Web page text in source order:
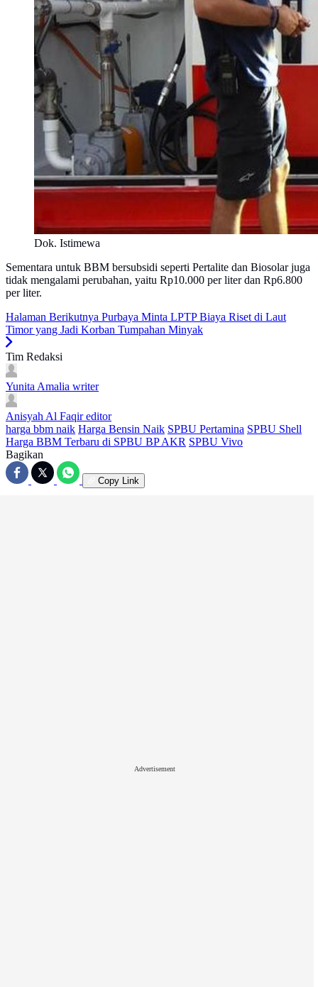
Dok. Istimewa
Sementara untuk BBM bersubsidi seperti Pertalite dan Biosolar juga
tidak mengalami perubahan, yaitu Rp10.000 per liter dan Rp6.800
per liter.
Halaman Berikutnya Purbaya Minta LPTP Biaya Riset di Laut
Timor yang Jadi Korban Tumpahan Minyak
Tim Redaksi
Yunita Amalia writer
Anisyah Al Faqir editor
harga bbm naik Harga Bensin Naik SPBU Pertamina SPBU Shell
Harga BBM Terbaru di SPBU BP AKR SPBU Vivo
Bagikan
Copy Link
Advertisement